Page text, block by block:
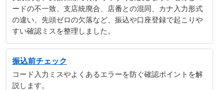
ードの不一致、支店統廃合、店番との混同、カナ入力形式
の違い、先頭ゼロの欠落など、振込や口座登録で起こりや
すい確認ミスを整理しました。
振込前チェック
コード入力ミスやよくあるエラーを防ぐ確認ポイントを解
説します。